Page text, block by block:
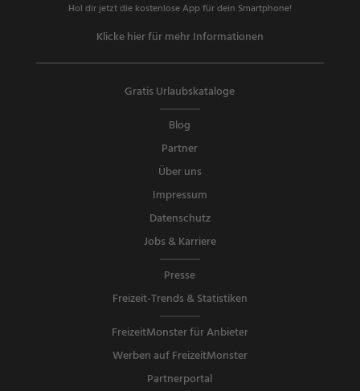
Hol dir jetzt die kostenlose App für dein Smartphone!
Klicke hier für mehr Informationen
Gratis Urlaubskataloge
Blog
Partner
Über uns
Impressum
Datenschutz
Jobs & Karriere
Presse
Freizeit-Trends & Statistiken
FreizeitMonster für Anbieter
Werben auf FreizeitMonster
Partnerportal